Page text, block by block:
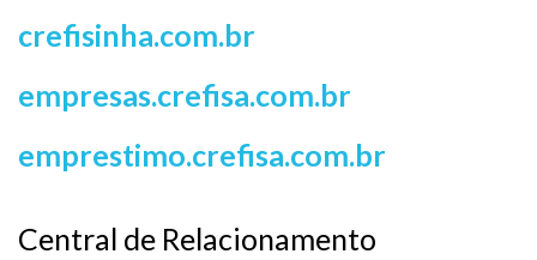
crefisinha.com.br
empresas.crefisa.com.br
emprestimo.crefisa.com.br
Central de Relacionamento